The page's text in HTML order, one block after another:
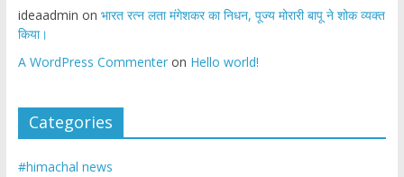
ideaadmin on भारत रत्न लता मंगेशकर का निधन, पूज्य मोरारी बापू ने शोक व्यक्त
किया।
A WordPress Commenteron Hello world!
Categories
#himachal news